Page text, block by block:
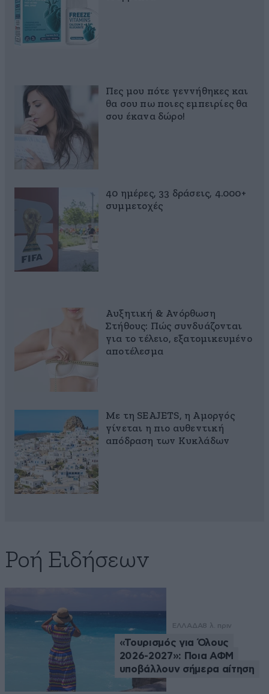
Πες μου πότε γεννήθηκες και
θα σου πω ποιες εμπειρίες θα
σου έκανα δώρο!
40 ημέρες, 33 δράσεις, 4.000+
συμμετοχές
Αυξητική & Ανόρθωση
Στήθους: Πώς συνδυάζονται
για το τέλειο, εξατομικευμένο
αποτέλεσμα
Με τη SEAJETS, η Αμοργός
γίνεται η πιο αυθεντική
απόδραση των Κυκλάδων
Ροή Ειδήσεων
ΕΛΛΑΔΑ8 λ. πριν
«Τουρισμός για Όλους
2026-2027»: Ποια ΑΦΜ
υποβάλλουν σήμερα αίτηση